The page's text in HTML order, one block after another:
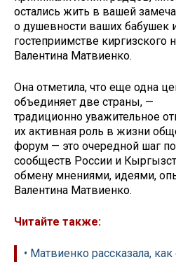
остались жить в вашей
о душевности ваших бабушек
гостеприимстве киргизского
Валентина Матвиенко.
Она отметила, что еще одна
объединяет две страны, —
традиционно уважительное
их активная роль в жизни
форум — это очередной шаг
сообществ России и
обмену мнениями, идеями,
Валентина Матвиенко.
Читайте также:
• Матвиенко рассказала,